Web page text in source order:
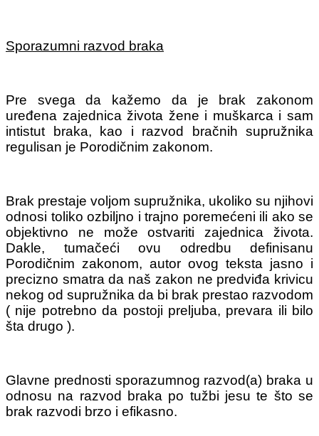
Sporazumni razvod braka
Pre svega da kažemo da je brak zakonom
uređena zajednica života žene i muškarca i sam
intistut braka, kao i razvod bračnih supružnika
regulisan je Porodičnim zakonom.
Brak prestaje voljom supružnika, ukoliko su njihovi
odnosi toliko ozbiljno i trajno poremećeni ili ako se
objektivno ne može ostvariti zajednica života.
Dakle, tumačeći ovu odredbu definisanu
Porodičnim zakonom, autor ovog teksta jasno i
precizno smatra da naš zakon ne predviđa krivicu
nekog od supružnika da bi brak prestao razvodom
( nije potrebno da postoji preljuba, prevara ili bilo
šta drugo ).
Glavne prednosti sporazumnog razvod(a) braka u
odnosu na razvod braka po tužbi jesu te što se
brak razvodi brzo i efikasno.